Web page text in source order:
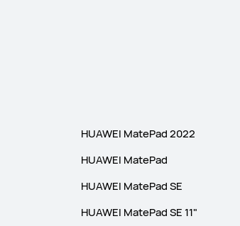
HUAWEI MatePad 2022
HUAWEI MatePad
HUAWEI MatePad SE
HUAWEI MatePad SE 11"